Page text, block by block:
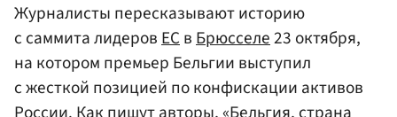
Журналисты пересказывают историю
с саммита лидеровЕСвБрюсселе23 октября,
на котором премьер Бельгии выступил
с жесткой позицией по конфискации активов